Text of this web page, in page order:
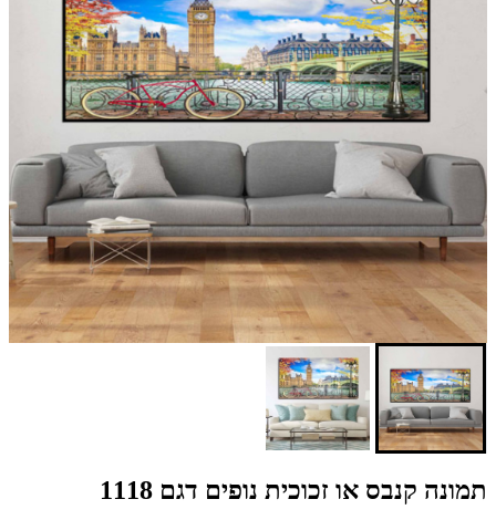
תמונה קנבס או זכוכית נופים דגם 1118